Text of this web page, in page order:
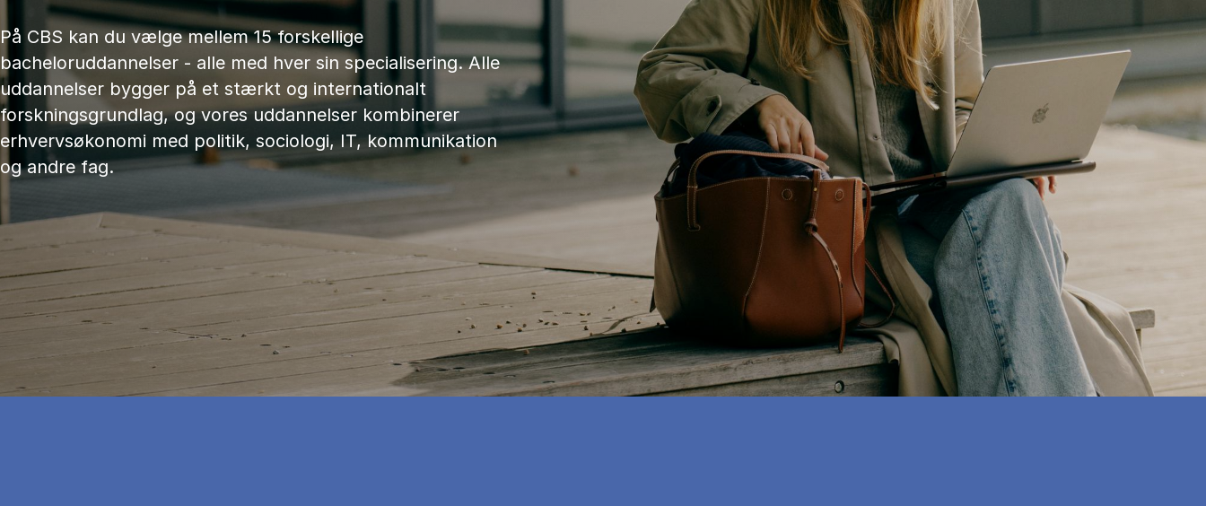
På CBS kan du vælge mellem 15 forskellige
bacheloruddannelser - alle med hver sin specialisering. Alle
uddannelser bygger på et stærkt og internationalt
forskningsgrundlag, og vores uddannelser kombinerer
erhvervsøkonomi med politik, sociologi, IT, kommunikation
og andre fag.